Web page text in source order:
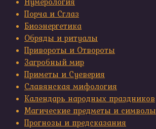
Порча и Сглаз
Биоэнергетика
Обряды и ритуалы
Привороты и Отвороты
Загробный мир
Приметы и Суеверия
Славянская мифология
Календарь народных праздников
Магические предметы и символы
Прогнозы и предсказания